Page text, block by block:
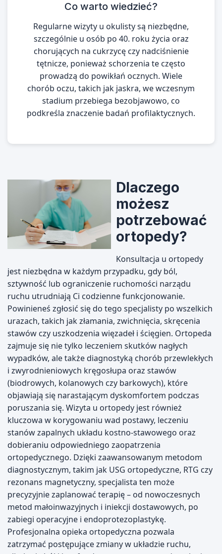
Co warto wiedzieć?
Regularne wizyty u okulisty są niezbędne,
szczególnie u osób po 40. roku życia oraz
chorujących na cukrzycę czy nadciśnienie
tętnicze, ponieważ schorzenia te często
prowadzą do powikłań ocznych. Wiele
chorób oczu, takich jak jaskra, we wczesnym
stadium przebiega bezobjawowo, co
podkreśla znaczenie badań profilaktycznych.
Dlaczego
możesz
potrzebować
ortopedy?
Konsultacja u ortopedy
jest niezbędna w każdym przypadku, gdy ból,
sztywność lub ograniczenie ruchomości narządu
ruchu utrudniają Ci codzienne funkcjonowanie.
Powinieneś zgłosić się do tego specjalisty po wszelkich
urazach, takich jak złamania, zwichnięcia, skręcenia
stawów czy uszkodzenia więzadeł i ścięgien. Ortopeda
zajmuje się nie tylko leczeniem skutków nagłych
wypadków, ale także diagnostyką chorób przewlekłych
i zwyrodnieniowych kręgosłupa oraz stawów
(biodrowych, kolanowych czy barkowych), które
objawiają się narastającym dyskomfortem podczas
poruszania się. Wizyta u ortopedy jest również
kluczowa w korygowaniu wad postawy, leczeniu
stanów zapalnych układu kostno-stawowego oraz
dobieraniu odpowiedniego zaopatrzenia
ortopedycznego. Dzięki zaawansowanym metodom
diagnostycznym, takim jak USG ortopedyczne, RTG czy
rezonans magnetyczny, specjalista ten może
precyzyjnie zaplanować terapię – od nowoczesnych
metod małoinwazyjnych i iniekcji dostawowych, po
zabiegi operacyjne i endoprotezoplastykę.
Profesjonalna opieka ortopedyczna pozwala
zatrzymać postępujące zmiany w układzie ruchu,